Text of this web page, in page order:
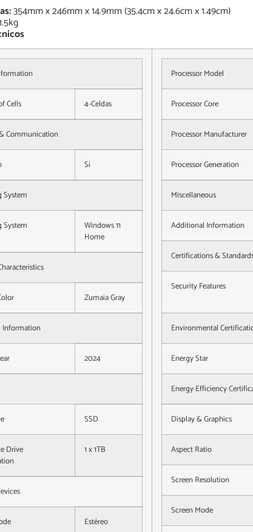
354mm x 246mm x 14.9mm (35.4cm x 24.6cm x 1.49cm)
Cells 4-Celdas
Communication
Sí
System
System
Windows 11
Home
Zumaia Gray
Information
2024
SSD
Drive
1 x 1TB
Estéreo
Processor Model
Processor Core
Processor Manufacturer
Processor Generation
Miscellaneous
Additional Information
Certifications &
Security Features
Environmental
Energy Star
Energy Efficiency
Display & Graphics
Aspect Ratio
Screen Resolution
Screen Mode